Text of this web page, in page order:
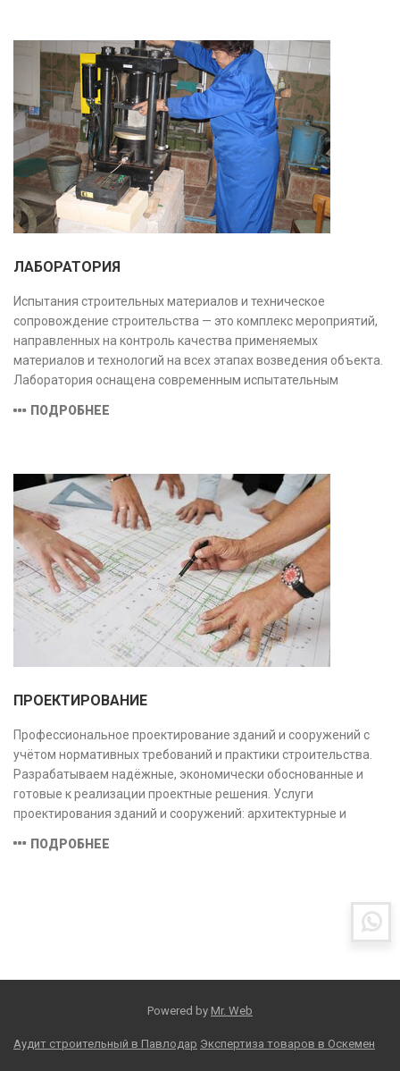
ЛАБОРАТОРИЯ
Испытания строительных материалов и техническое
сопровождение строительства — это комплекс мероприятий,
направленных на контроль качества применяемых
материалов и технологий на всех этапах возведения объекта.
Лаборатория оснащена современным испытательным
соответствующими заявленной области аккредитации.
ПОДРОБНЕЕ
ПРОЕКТИРОВАНИЕ
Профессиональное проектирование зданий и сооружений с
учётом нормативных требований и практики строительства.
Разрабатываем надёжные, экономически обоснованные и
готовые к реализации проектные решения. Услуги
проектирования зданий и сооружений: архитектурные и
сметная документация. Полный цикл работ с учётом норм и
ПОДРОБНЕЕ
Powered by Mr. Web
Аудит строительный в Павлодар Экспертиза товаров в Оскемен